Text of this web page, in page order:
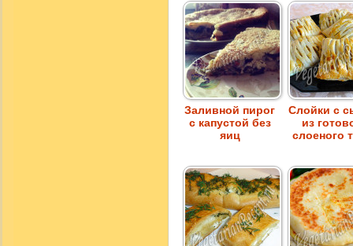
Заливной пирог
с капустой без
яиц
Слойки с
из
слоеного